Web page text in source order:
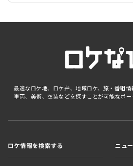
最適なロケ地、ロケ弁、地域ロケ、旅・番組情
車両、美術、衣装などを探すことが可能なポー
ロケ情報を検索する ニュ